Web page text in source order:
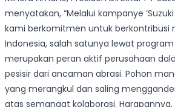
menyatakan, “Melalui kampanye ‘Suzuki
kami berkomitmen untuk berkontribusi
Indonesia, salah satunya lewat program
merupakan peran aktif perusahaan
pesisir dari ancaman abrasi. Pohon
yang merangkul dan saling
atas semangat kolaborasi.